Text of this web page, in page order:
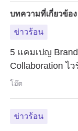
บทความที่เกี่ยวข้อง
ข่าวร้อน
5 แคมเปญ Brand
Collaboration ไ
โซเชี่ยล!
โอ๊ต
ข่าวร้อน